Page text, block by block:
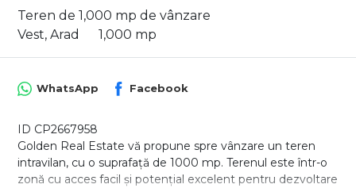
Teren de 1,000 mp de vânzare
Vest, Arad
1,000 mp
WhatsApp Facebook
ID CP2667958
Golden Real Estate vă propune spre vânzare un teren
intravilan, cu o suprafață de 1000 mp. Terenul este într-o
zonă cu acces facil și potențial excelent pentru dezvoltare